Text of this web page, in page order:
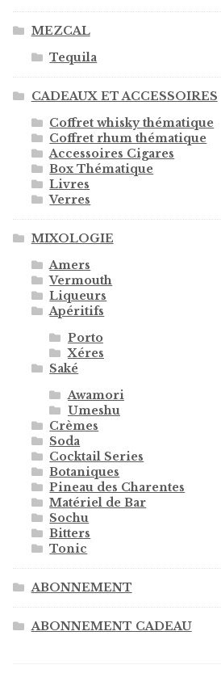
MEZCAL
Tequila
CADEAUX ET ACCESSOIRES
Coffret whisky thématique
Coffret rhum thématique
Accessoires Cigares
Box Thématique
Livres
Verres
MIXOLOGIE
Amers
Vermouth
Liqueurs
Apéritifs
Porto
Xéres
Saké
Awamori
Umeshu
Crèmes
Soda
Cocktail Series
Botaniques
Pineau des Charentes
Matériel de Bar
Sochu
Bitters
Tonic
ABONNEMENT
ABONNEMENT CADEAU